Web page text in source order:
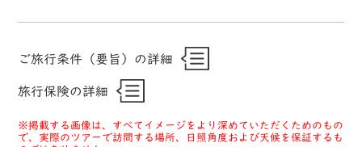
ご旅行条件（要旨）の詳細
旅行保険の詳細
※掲載する画像は、すべてイメージをより深めていただくためのもの
で、実際のツアーで訪問する場所、日照角度および天候を保証するも